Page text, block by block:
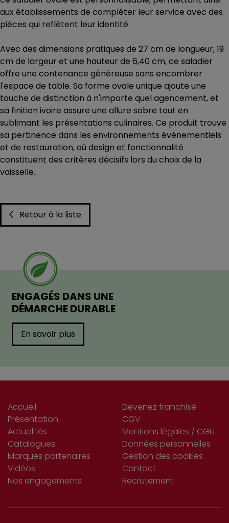
aux établissements de compléter leur service avec des
pièces qui reflètent leur identité.
Avec des dimensions pratiques de 27 cm de longueur, 19
cm de largeur et une hauteur de 6,40 cm, ce saladier
offre une contenance généreuse sans encombrer
l'espace de table. Sa forme ovale unique ajoute une
touche de distinction à n'importe quel agencement, et
sa finition ivoire assure une allure sobre tout en
sublimant les présentations culinaires. Ce produit trouve
sa pertinence dans les environnements événementiels
et de restauration, où design et fonctionnalité
constituent des critères décisifs lors du choix de la
vaisselle.
Retour à la liste
ENGAGÉS DANS UNE
DÉMARCHE DURABLE
En savoir plus
Accueil
Présentation
Actualités
Catalogues
Marques partenaires
Vidéos
Nos engagements
Devenez franchisé
CGV
Mentions légales / CGU
Données personnelles
Gestion des cookies
Contact
Recrutement